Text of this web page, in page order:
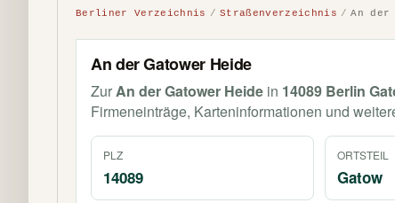
Berliner Verzeichnis Straßenverzeichnis An der
An der Gatower Heide
ZurAn der Gatower Heide in 14089 Berlin
Firmeneinträge, Karteninformationen und
PLZ
14089
ORTSTEIL
Gatow